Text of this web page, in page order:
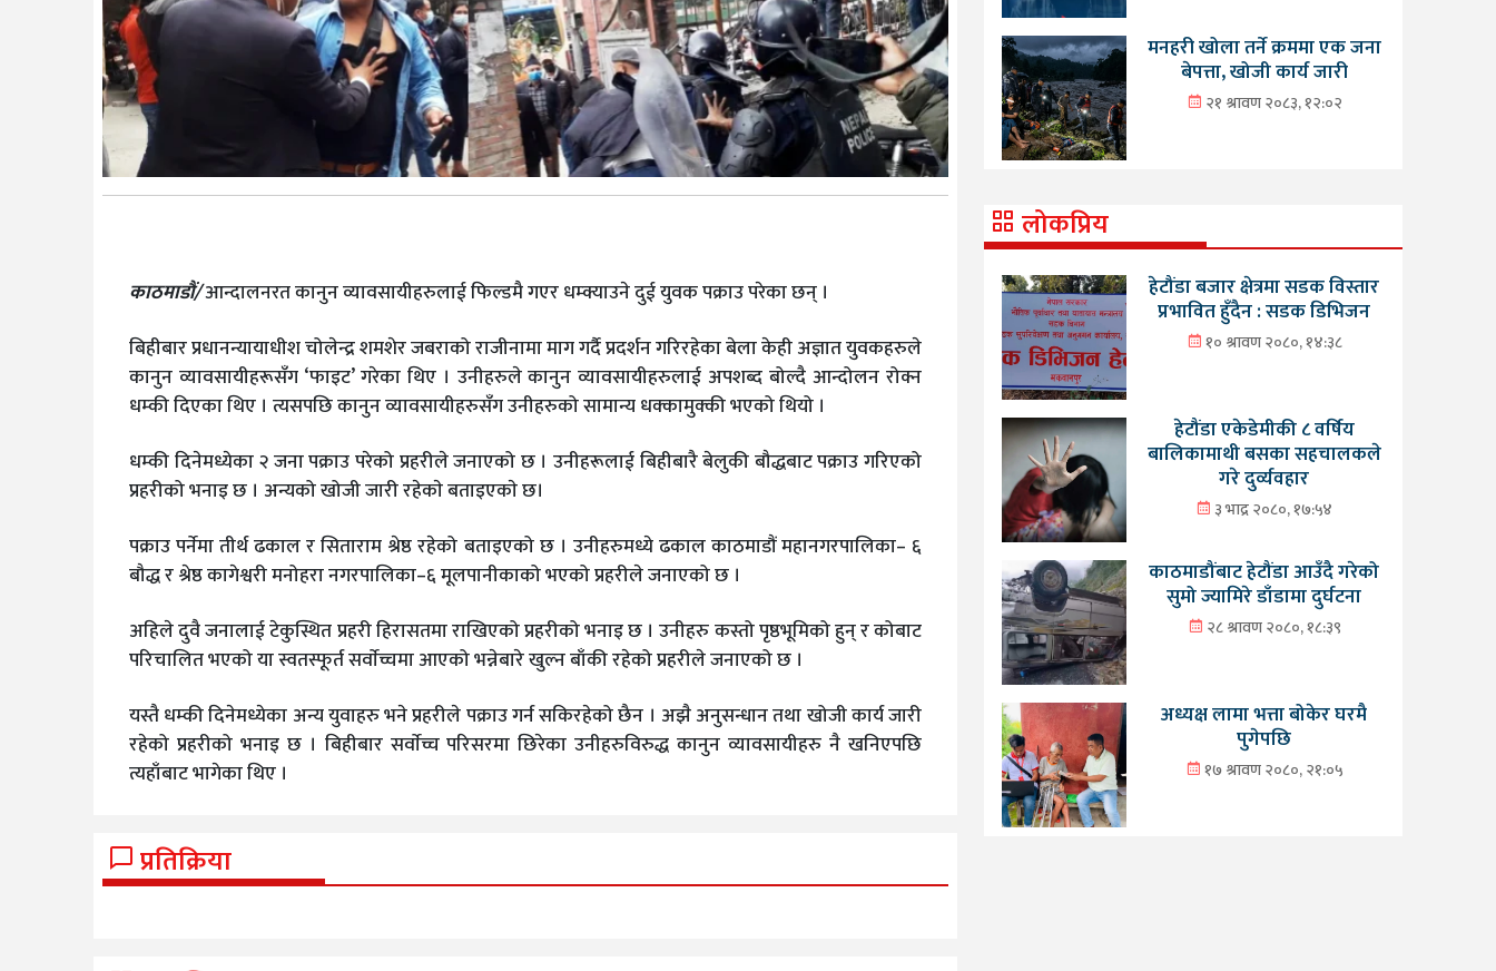
काठमाडौं/आन्दालनरत कानुन व्यावसायीहरुलाई फिल्डमै गएर धम्क्याउने दुई युवक पक्राउ परेका छन् ।
बिहीबार प्रधानन्यायाधीश चोलेन्द्र शमशेर जबराको राजीनामा माग गर्दै प्रदर्शन गरिरहेका बेला केही अज्ञात युवकहरुले
कानुन व्यावसायीहरूसँग ‘फाइट’ गरेका थिए । उनीहरुले कानुन व्यावसायीहरुलाई अपशब्द बोल्दै आन्दोलन रोक्न
धम्की दिएका थिए । त्यसपछि कानुन व्यावसायीहरुसँग उनीहरुको सामान्य धक्कामुक्की भएको थियो ।
धम्की दिनेमध्येका २ जना पक्राउ परेको प्रहरीले जनाएको छ । उनीहरूलाई बिहीबारै बेलुकी बौद्धबाट पक्राउ गरिएको
प्रहरीको भनाइ छ । अन्यको खोजी जारी रहेकाे बताइएकाे छ।
पक्राउ पर्नेमा तीर्थ ढकाल र सिताराम श्रेष्ठ रहेको बताइएको छ । उनीहरुमध्ये ढकाल काठमाडौं महानगरपालिका– ६
बौद्ध र श्रेष्ठ कागेश्वरी मनोहरा नगरपालिका–६ मूलपानीकाको भएको प्रहरीले जनाएको छ ।
अहिले दुवै जनालाई टेकुस्थित प्रहरी हिरासतमा राखिएको प्रहरीको भनाइ छ । उनीहरु कस्तो पृष्ठभूमिको हुन् र कोबाट
परिचालित भएको या स्वतस्फूर्त सर्वाेच्चमा आएको भन्नेबारे खुल्न बाँकी रहेको प्रहरीले जनाएको छ ।
यस्तै धम्की दिनेमध्येका अन्य युवाहरु भने प्रहरीले पक्राउ गर्न सकिरहेको छैन । अझै अनुसन्धान तथा खोजी कार्य जारी
रहेको प्रहरीको भनाइ छ । बिहीबार सर्वाेच्च परिसरमा छिरेका उनीहरुविरुद्ध कानुन व्यावसायीहरु नै खनिएपछि
त्यहाँबाट भागेका थिए ।
प्रतिक्रिया
मनहरी खोला तर्ने क्रममा एक जना
बेपत्ता, खोजी कार्य जारी
२१ श्रावण २०८३, १२:०२
लोकप्रिय
हेटौंडा बजार क्षेत्रमा सडक विस्तार
प्रभावित हुँदैन : सडक डिभिजन
१० श्रावण २०८०, १४:३८
हेटौंडा एकेडेमीकी ८ वर्षिय
बालिकामाथी बसका सहचालकले
गरे दुर्व्यवहार
३ भाद्र २०८०, १७:५४
काठमाडौंबाट हेटौंडा आउँदै गरेको
सुमो ज्यामिरे डाँडामा दुर्घटना
२८ श्रावण २०८०, १८:३९
अध्यक्ष लामा भत्ता बोकेर घरमै
पुगेपछि
१७ श्रावण २०८०, २१:०५